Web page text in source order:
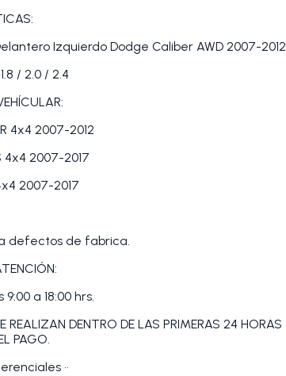
Izquierdo Dodge Caliber AWD 2007-2012
/ 2.0 / 2.4
4x4 2007-2012
4x4 2007-2017
2007-2017
defectos de fabrica.
a 18:00 hrs.
REALIZAN DENTRO DE LAS PRIMERAS 24 HORAS
PAGO.
••